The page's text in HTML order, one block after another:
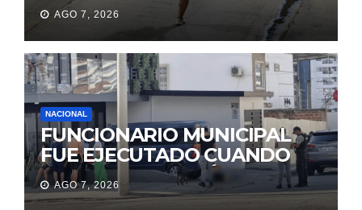
BRINCANDO.
AGO 7, 2026
NACIONAL
FUNCIONARIO MUNICIPAL
FUE EJECUTADO CUANDO
IBA A UNA REUNIÓN DE
TRABAJO EN MANTA
AGO 7, 2026